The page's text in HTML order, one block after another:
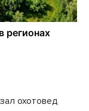
охотовед